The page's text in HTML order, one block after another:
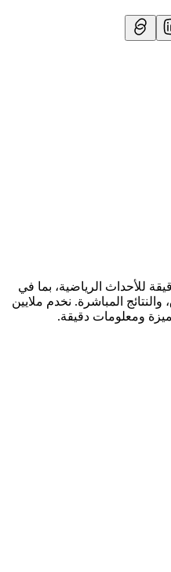
للأحداث الرياضية، بما في
المباشرة. نخدم ملايين
ومعلومات دقيقة.